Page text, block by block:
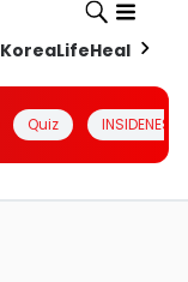
KoreaLifeHealth
Quiz INSIDENESIA